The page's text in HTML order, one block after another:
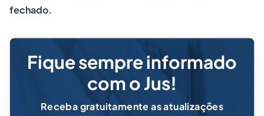
fechado.
Fique sempre informado
com o Jus!
Receba gratuitamente as atualizações